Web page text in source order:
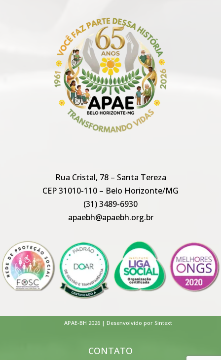
Rua Cristal, 78 – Santa Tereza
CEP 31010-110 – Belo Horizonte/MG
(31) 3489-6930
apaebh@apaebh.org.br
APAE-BH 2026 | Desenvolvido por Sintext
CONTATO